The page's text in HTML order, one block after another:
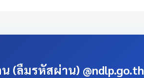
(ลืมรหัสผ่าน) @ndlp.go.th